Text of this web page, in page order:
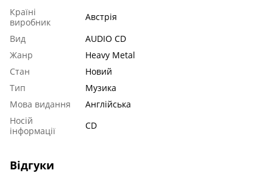
Країні
виробник
Австрія
Вид
AUDIO CD
Жанр
Heavy Metal
Стан
Новий
Тип
Музика
Мова видання
Англійська
Носій
інформації
CD
Відгуки